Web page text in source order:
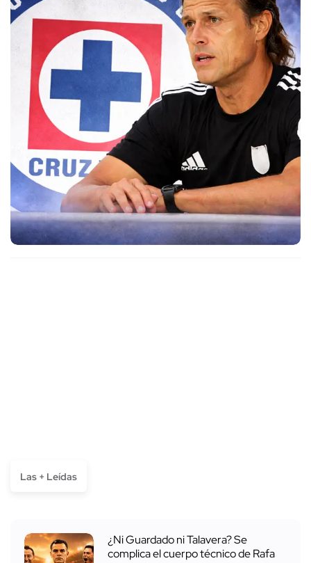
Las + Leídas
¿Ni Guardado ni Talavera? Se
complica el cuerpo técnico de Rafa